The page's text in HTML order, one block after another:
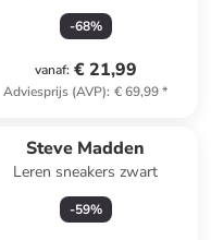
-68%
vanaf: € 21,99
Adviesprijs (AVP): € 69,99*
Steve Madden
Leren sneakers zwart
-59%